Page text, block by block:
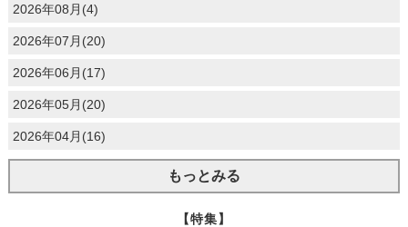
2026年08月(4)
2026年07月(20)
2026年06月(17)
2026年05月(20)
2026年04月(16)
もっとみる
【特集】